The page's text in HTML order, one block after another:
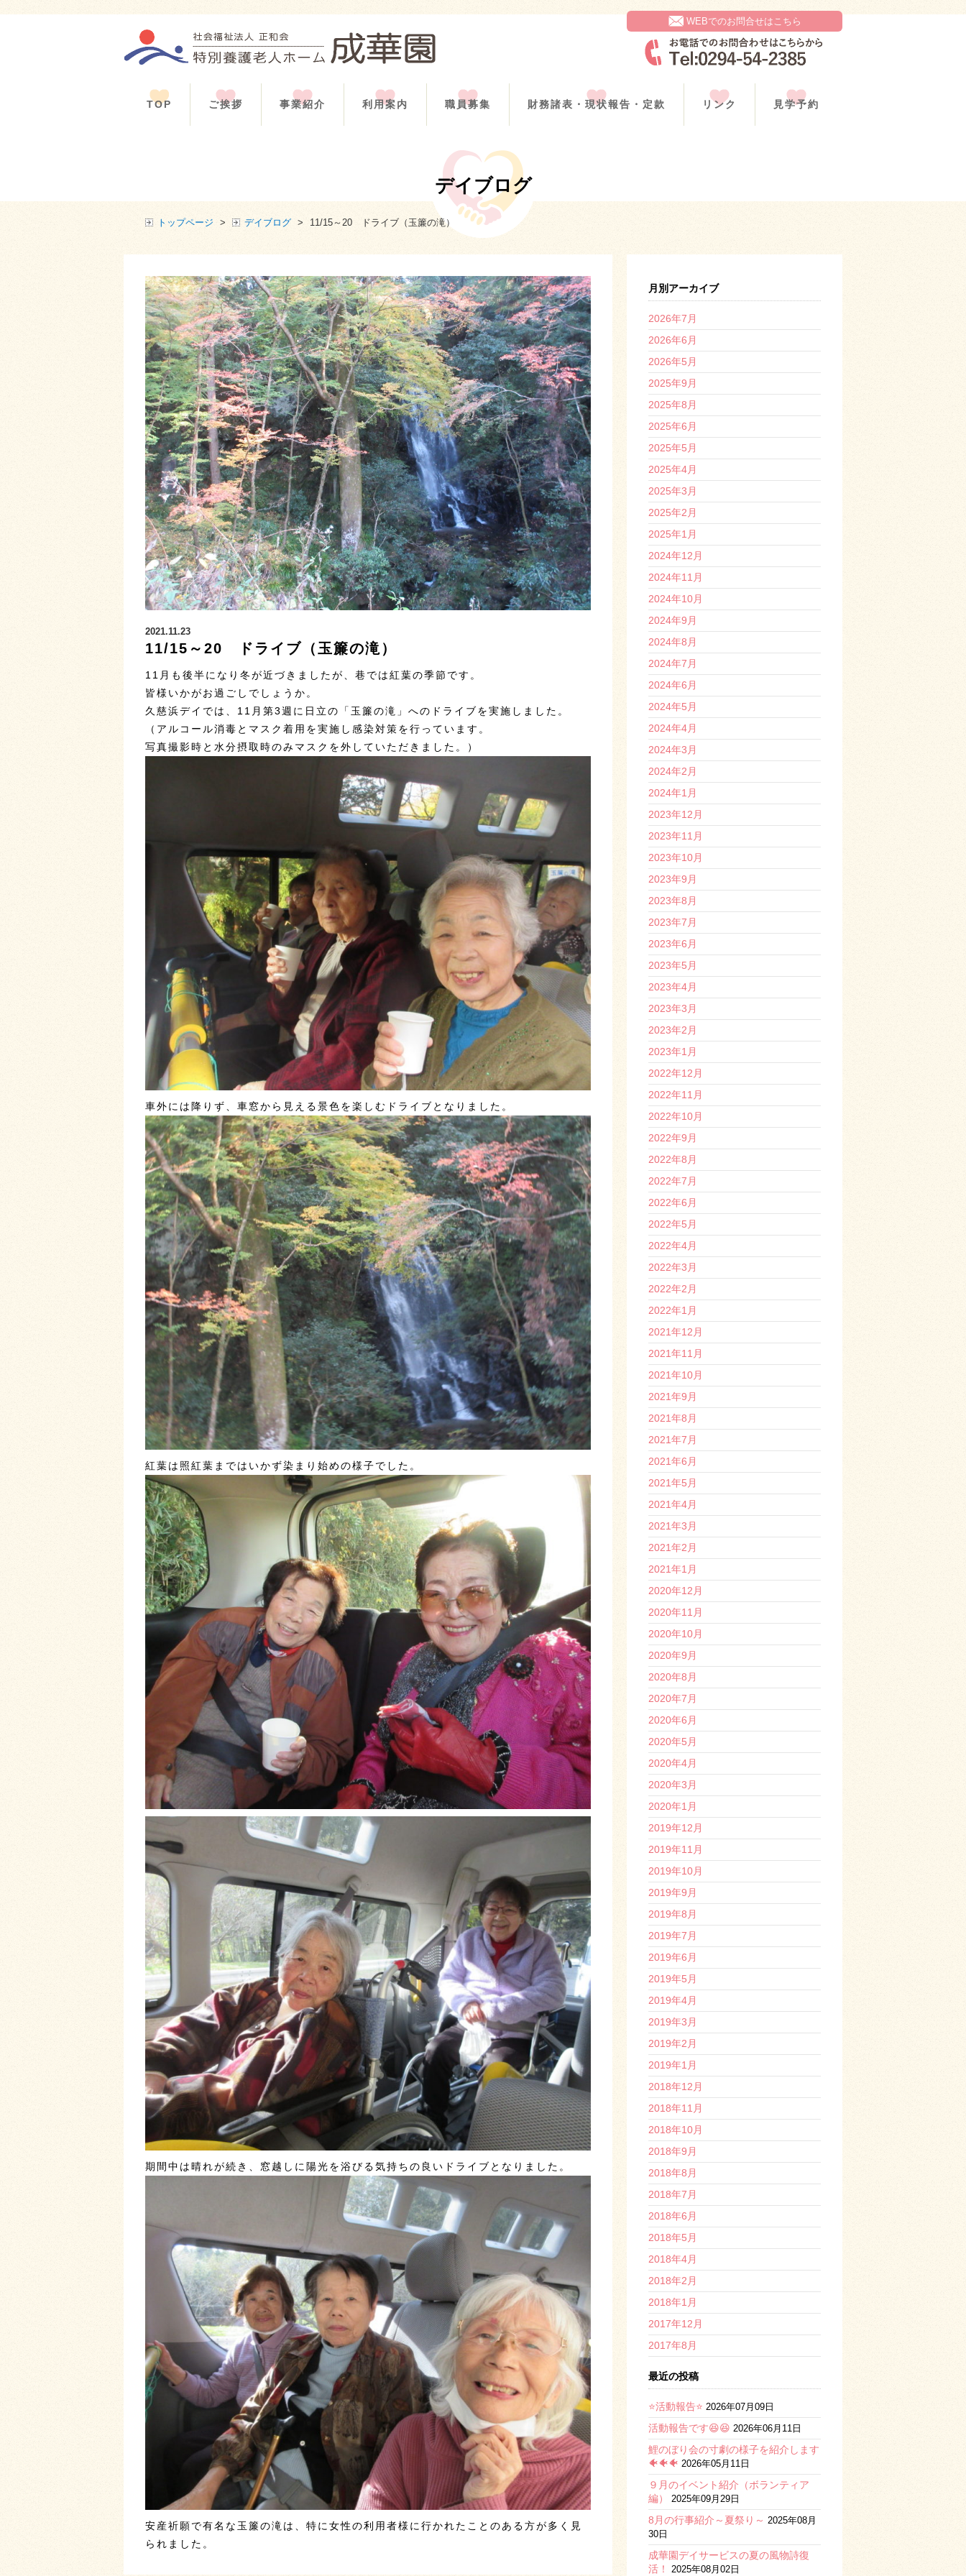
WEBでのお問合せはこちら
TOP ご挨拶 事業紹介 利用案内 職員募集 財務諸表・現状報告・定款 リンク 見学予約
デイブログ
トップページ > デイブログ > 11/15～20 ドライブ（玉簾の滝）
2021.11.23
11/15～20 ドライブ（玉簾の滝）
11月も後半になり冬が近づきましたが、巷では紅葉の季節です。
皆様いかがお過ごしでしょうか。
久慈浜デイでは、11月第3週に日立の「玉簾の滝」へのドライブを実施しました。
（アルコール消毒とマスク着用を実施し感染対策を行っています。
写真撮影時と水分摂取時のみマスクを外していただきました。）
車外には降りず、車窓から見える景色を楽しむドライブとなりました。
紅葉は照紅葉まではいかず染まり始めの様子でした。
期間中は晴れが続き、窓越しに陽光を浴びる気持ちの良いドライブとなりました。
安産祈願で有名な玉簾の滝は、特に女性の利用者様に行かれたことのある方が多く見
られました。
月別アーカイブ
2026年7月
2026年6月
2026年5月
2025年9月
2025年8月
2025年6月
2025年5月
2025年4月
2025年3月
2025年2月
2025年1月
2024年12月
2024年11月
2024年10月
2024年9月
2024年8月
2024年7月
2024年6月
2024年5月
2024年4月
2024年3月
2024年2月
2024年1月
2023年12月
2023年11月
2023年10月
2023年9月
2023年8月
2023年7月
2023年6月
2023年5月
2023年4月
2023年3月
2023年2月
2023年1月
2022年12月
2022年11月
2022年10月
2022年9月
2022年8月
2022年7月
2022年6月
2022年5月
2022年4月
2022年3月
2022年2月
2022年1月
2021年12月
2021年11月
2021年10月
2021年9月
2021年8月
2021年7月
2021年6月
2021年5月
2021年4月
2021年3月
2021年2月
2021年1月
2020年12月
2020年11月
2020年10月
2020年9月
2020年8月
2020年7月
2020年6月
2020年5月
2020年4月
2020年3月
2020年1月
2019年12月
2019年11月
2019年10月
2019年9月
2019年8月
2019年7月
2019年6月
2019年5月
2019年4月
2019年3月
2019年2月
2019年1月
2018年12月
2018年11月
2018年10月
2018年9月
2018年8月
2018年7月
2018年6月
2018年5月
2018年4月
2018年2月
2018年1月
2017年12月
2017年8月
最近の投稿
⭐活動報告⭐ 2026年07月09日
活動報告です😆😆 2026年06月11日
鯉のぼり会の寸劇の様子を紹介します
🐠🐠🐠 2026年05月11日
９月のイベント紹介（ボランティア
編）
2025年09月29日
8月の行事紹介～夏祭り～ 2025年08月
30日
成華園デイサービスの夏の風物詩復
活！
2025年08月02日